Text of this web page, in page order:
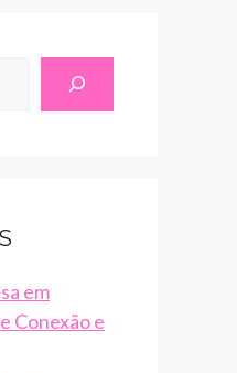
em
Conexão e